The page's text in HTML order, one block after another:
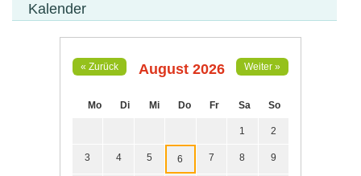
Kalender
« Zurück August 2026 Weiter »
Mo Di Mi Do Fr Sa So
1 2
3 4 5 6 7 8 9